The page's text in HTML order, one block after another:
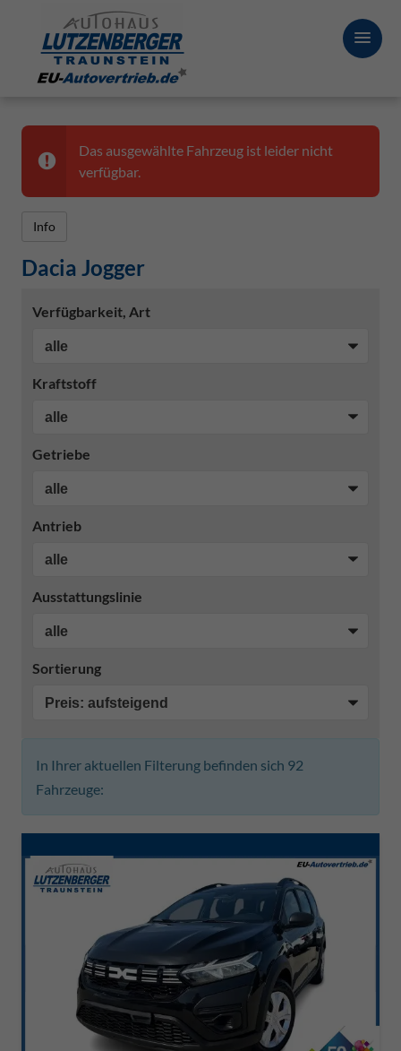
Das ausgewählte Fahrzeug ist leider nicht
verfügbar.
Info
Dacia Jogger
Verfügbarkeit, Art
Kraftstoff
Getriebe
Antrieb
Ausstattungslinie
Sortierung
In Ihrer aktuellen Filterung befinden sich 92
Fahrzeuge: